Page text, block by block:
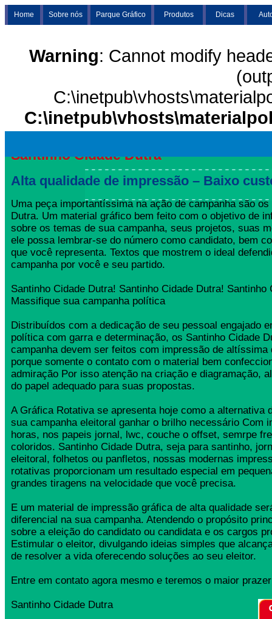
Home Sobre nós Parque Gráfico Produtos Dicas
Warning: Cannot modify
Santinho Cidade Dutra
Alta qualidade de impressão – Baixo
Uma peça importantíssima na ação de campanha são os
Dutra. Um material gráfico bem feito com o objetivo de
sobre os temas de sua campanha, seus projetos, suas
ele possa lembrar-se do número como candidato, bem
que você representa. Textos que mostrem o ideal
campanha por você e seu partido.
Santinho Cidade Dutra! Santinho Cidade Dutra! Santinho
Massifique sua campanha política
Distribuídos com a dedicação de seu pessoal engajado
política com garra e determinação, os Santinho Cidade
campanha devem ser feitos com impressão de altíssima
porque somente o contato com o material bem
admiração Por isso atenção na criação e diagramação,
do papel adequado para suas propostas.
A Gráfica Rotativa se apresenta hoje como a alternativa
sua campanha eleitoral ganhar o brilho necessário Com
horas, nos papeis jornal, lwc, couche o offset, semrpe
coloridos. Santinho Cidade Dutra, seja para santinho,
eleitoral, folhetos ou panfletos, nossas modernas
rotativas proporcionam um resultado especial em
grandes tiragens na velocidade que você precisa.
E um material de impressão gráfica de alta qualidade
diferencial na sua campanha. Atendendo o propósito
sobre a eleição do candidato ou candidata e os cargos
Estimular o eleitor, divulgando ideias simples que
de resolver a vida oferecendo soluções ao seu eleitor.
Entre em contato agora mesmo e teremos o maior
Santinho Cidade Dutra